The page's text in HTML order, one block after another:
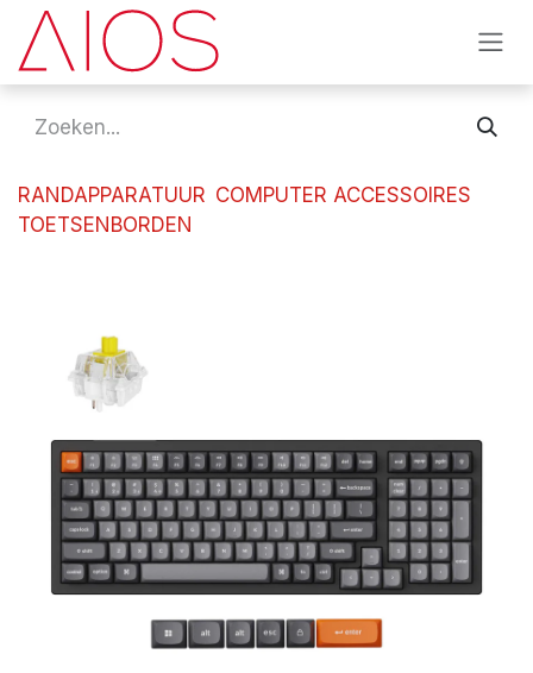
Overslaan naar inhoud
RANDAPPARATUUR COMPUTER ACCESSOIRES
TOETSENBORDEN